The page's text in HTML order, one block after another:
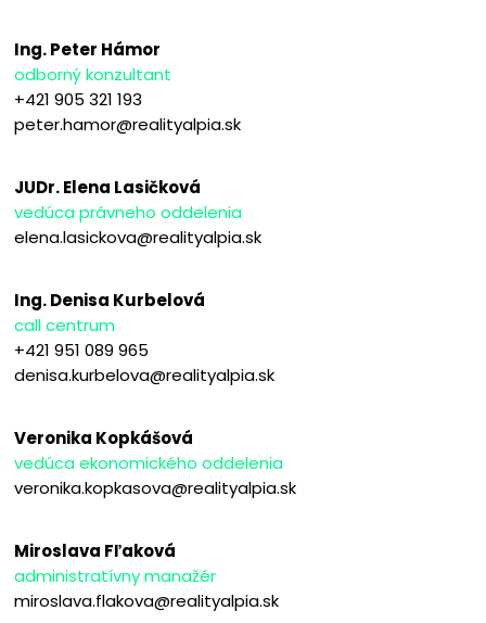
Ing. Peter Hámor
odborný konzultant
+421 905 321 193
peter.hamor@realityalpia.sk
JUDr. Elena Lasičková
vedúca právneho oddelenia
elena.lasickova@realityalpia.sk
Ing. Denisa Kurbelová
call centrum
+421 951 089 965
denisa.kurbelova@realityalpia.sk
Veronika Kopkášová
vedúca ekonomického oddelenia
veronika.kopkasova@realityalpia.sk
Miroslava Fľaková
administratívny manažér
miroslava.flakova@realityalpia.sk